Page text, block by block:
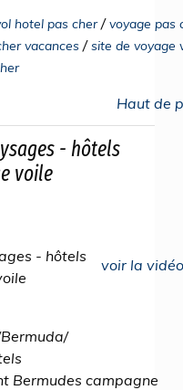
hotel pas cher/voyage pas
vacances /site de voyage
Haut de
- hôtels
voile
voir la vidéo
- hôtels
Bermudes campagne